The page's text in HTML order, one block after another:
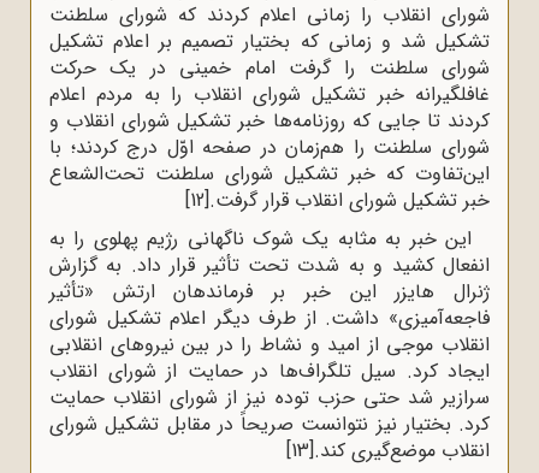
شورای‌ انقلاب‌ را زمانی‌ اعلام‌ کردند که‌ شورای ‌سلطنت‌
تشکیل‌ شد و زمانی‌ که‌ بختیار تصمیم‌ بر اعلام‌ تشکیل‌
شورای‌ سلطنت‌ را گرفت ‌امام‌ خمینی‌ در یک حرکت
غافلگیرانه خبر تشکیل‌ شورای‌ انقلاب‌ را به‌ مردم‌ اعلام‌
کردند تا جایی‌ که‌ روزنامه‌ها خبر تشکیل‌ شورای‌ انقلاب‌ و
شورای سلطنت‌ را هم‌زمان‌ در صفحه‌‌ اوّل‌ درج‌ کردند؛ با
این‌تفاوت‌ که‌ خبر تشکیل‌ شورای‌ سلطنت‌ تحت‌الشعاع‌
خبر تشکیل‌ شورای‌ انقلاب‌ قرار گرفت‌.[12]
این خبر به مثابه یک شوک ناگهانی رژیم پهلوی را به
انفعال کشید و به شدت تحت تأثیر قرار داد. به‌ گزارش‌
ژنرال‌ هایزر این‌ خبر بر فرماندهان‌ ارتش‌ «تأثیر
فاجعه‌آمیزی‌» داشت‌. از طرف‌ دیگر اعلام‌ تشکیل‌ شورای‌
انقلاب‌ موجی‌ از امید و نشاط‌ را در بین‌ نیروهای ‌انقلابی‌
ایجاد کرد. سیل‌ تلگراف‌ها در حمایت‌ از شورای‌ انقلاب‌
سرازیر شد حتی حزب‌ توده‌ نیز از شورای‌ انقلاب‌ حمایت‌
کرد. بختیار نیز نتوانست‌ صریحاً در مقابل‌ تشکیل‌ شورای‌
انقلاب‌ موضع‌گیری‌ کند.[13]